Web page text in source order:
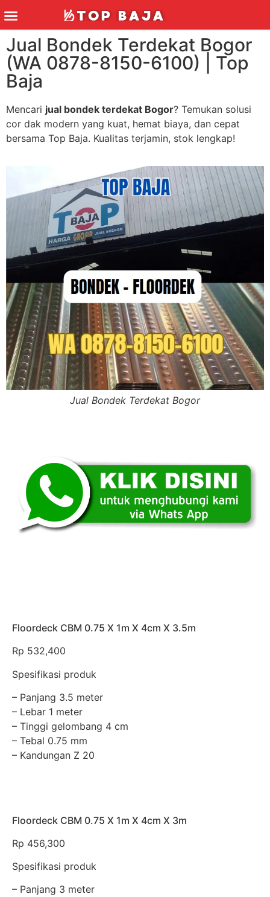
Jual Bondek Terdekat Bogor
(WA 0878-8150-6100) | Top
Baja
Mencari jual bondek terdekat Bogor? Temukan solusi
cor dak modern yang kuat, hemat biaya, dan cepat
bersama Top Baja. Kualitas terjamin, stok lengkap!
Jual Bondek Terdekat Bogor
Floordeck CBM 0.75 X 1m X 4cm X 3.5m
Rp 532,400
Spesifikasi produk
– Panjang 3.5 meter
– Lebar 1 meter
– Tinggi gelombang 4 cm
– Tebal 0.75 mm
– Kandungan Z 20
Floordeck CBM 0.75 X 1m X 4cm X 3m
Rp 456,300
Spesifikasi produk
– Panjang 3 meter